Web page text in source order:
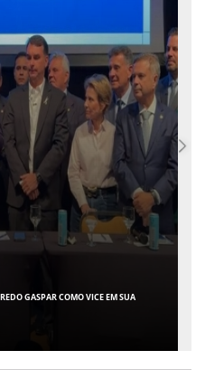
GASPAR COMO VICE EM SUA